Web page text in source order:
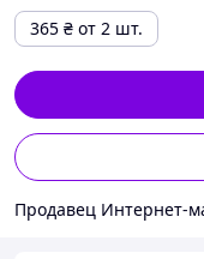
365 ₴ от 2 шт.